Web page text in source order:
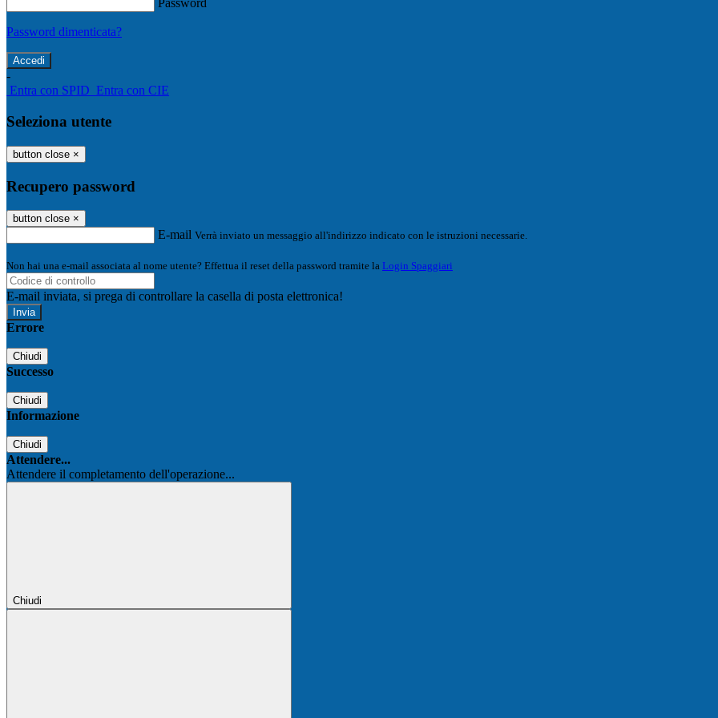
Password
Password dimenticata?
-
Entra con SPID Entra con CIE
Seleziona utente
button close ×
Recupero password
button close ×
E-mail Verrà inviato un messaggio all'indirizzo indicato con le istruzioni necessarie.
Non hai una e-mail associata al nome utente? Effettua il reset della password tramite la Login Spaggiari
E-mail inviata, si prega di controllare la casella di posta elettronica!
Errore
Chiudi
Successo
Chiudi
Informazione
Chiudi
Attendere...
Attendere il completamento dell'operazione...
Chiudi